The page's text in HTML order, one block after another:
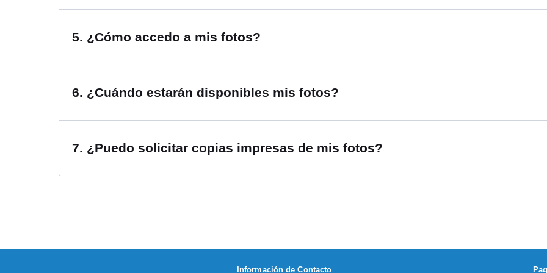
5. ¿Cómo accedo a mis fotos?
6. ¿Cuándo estarán disponibles mis fotos?
7. ¿Puedo solicitar copias impresas de mis fotos?
Información de Contacto